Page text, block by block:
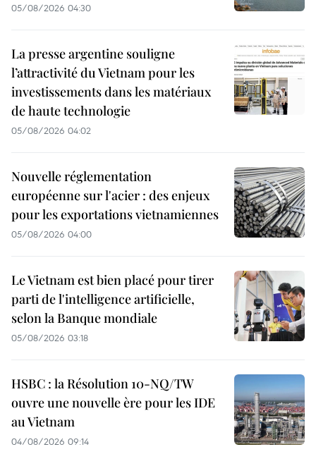
05/08/2026 04:30
La presse argentine souligne
l’attractivité du Vietnam pour les
investissements dans les matériaux
de haute technologie
05/08/2026 04:02
Nouvelle réglementation
européenne sur l'acier : des enjeux
pour les exportations vietnamiennes
05/08/2026 04:00
Le Vietnam est bien placé pour tirer
parti de l'intelligence artificielle,
selon la Banque mondiale
05/08/2026 03:18
HSBC : la Résolution 10-NQ/TW
ouvre une nouvelle ère pour les IDE
au Vietnam
04/08/2026 09:14